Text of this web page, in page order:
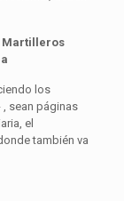
Martilleros
los
, sean páginas
el
también va